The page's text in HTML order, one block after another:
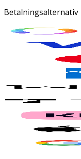
Betalningsalternativ